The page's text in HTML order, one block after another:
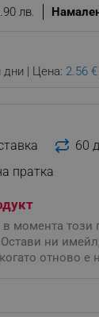
лв.
дни | Цена: 2.56
60
пратка
момента този
ни
когато отново е